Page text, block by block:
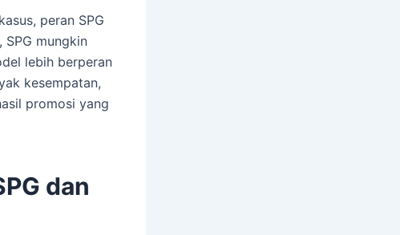
peran SPG
mungkin
lebih berperan
kesempatan,
promosi yang
dan